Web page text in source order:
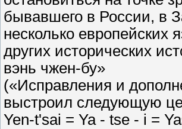
бывавшего в России, в
несколько европейских
других исторических
вэнь чжен-бу»
(«Исправления и
выстроил следующую
Yen-t'sai = Ya - tse - i =